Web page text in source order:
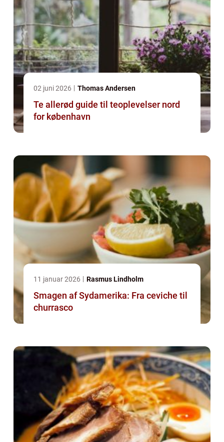
02 juni 2026 Thomas Andersen
Te allerød guide til teoplevelser nord
for københavn
11 januar 2026 Rasmus Lindholm
Smagen af Sydamerika: Fra ceviche til
churrasco